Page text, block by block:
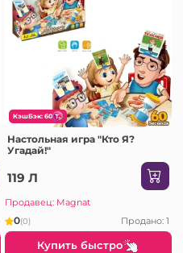
КэшБэк: 60
Настольная игра "Кто Я?
Угадай!"
119 Л
Продавец: Magnat
0(0) Продано: 1
Купить быстро